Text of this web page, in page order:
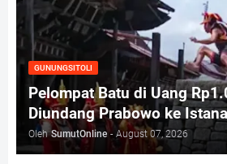
GUNUNGSITOLI
Pelompat Batu di Uang
Diundang Prabowo ke
Oleh SumutOnline - August 07, 2026